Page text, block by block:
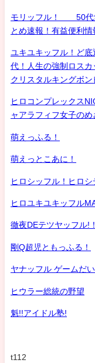
モリッフル！ 50代
とめ速報！有益便利
ユキユキッフル！ど
代！人生の強制ロス
クリスタルキングボ
ヒロコンプレックス
ャアラフィフ女子の
萌えっふる！
萌えっとこあに！
ヒロシッフル！ヒロ
ヒロユキユキッフル
徹夜DEテツヤッフル!
剛Q超児ともっふる！
ヤナッフル ゲームだ
ヒウラー総統の野望
魁!!アイドル塾!
t112